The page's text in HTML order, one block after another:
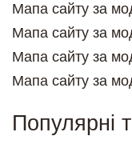
Мапа сайту за
Мапа сайту за
Мапа сайту за
Мапа сайту за
Популярні